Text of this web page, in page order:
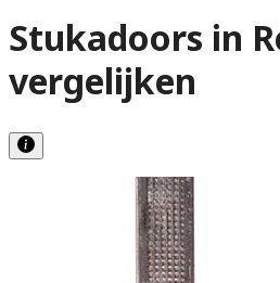
Stukadoors in
vergelijken